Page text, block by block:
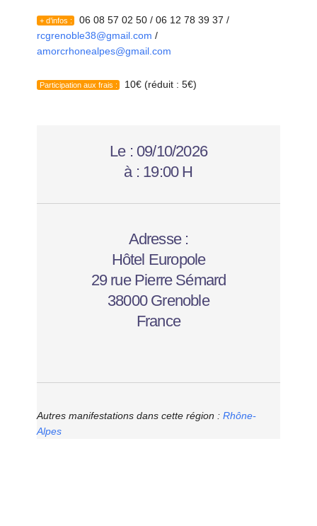
+ d’infos :
06 08 57 02 50 / 06 12 78 39 37 /
rcgrenoble38@gmail.com /
amorcrhonealpes@gmail.com
Participation aux frais : 10€ (réduit : 5€)
Le : 09/10/2026
à : 19:00 H
Adresse :
Hôtel Europole
29 rue Pierre Sémard
38000 Grenoble
France
Autres manifestations dans cette région :Rhône-
Alpes